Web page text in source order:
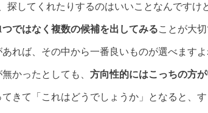
探してくれたりするのはいいことなんですけ
つではなく複数の候補を出してみることが大切
れば、その中から一番良いものが選べますよ
かったとしても、 方向性的にはこっちの方
きて「これはどうでしょうか」となると、